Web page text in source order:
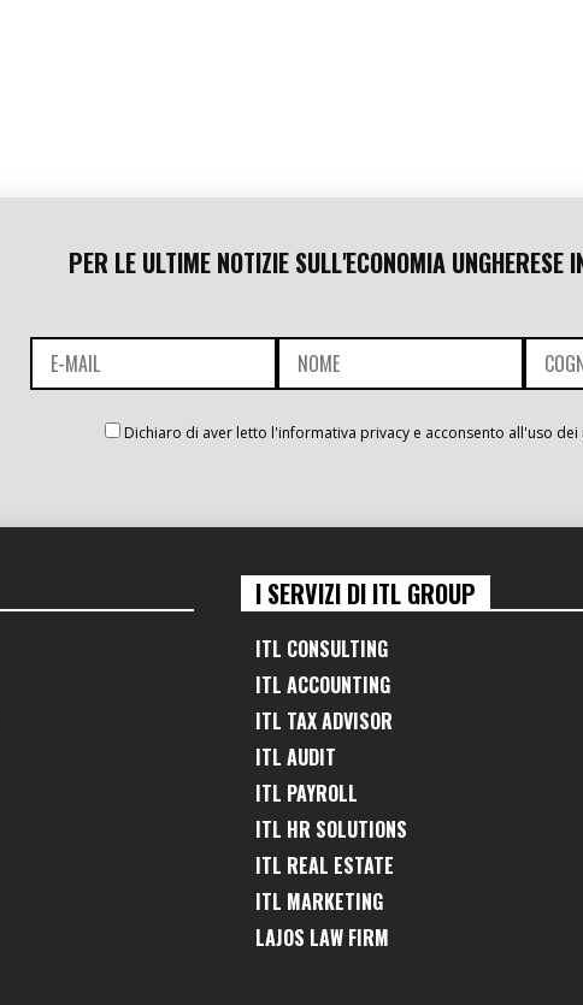
PER LE ULTIME NOTIZIE SULL'ECONOMIA
Dichiaro di aver letto l'informativa privacy e acconsento all'uso
I SERVIZI DI ITL GROUP
ITL CONSULTING
ITL ACCOUNTING
ITL TAX ADVISOR
ITL AUDIT
ITL PAYROLL
ITL HR SOLUTIONS
ITL REAL ESTATE
ITL MARKETING
LAJOS LAW FIRM